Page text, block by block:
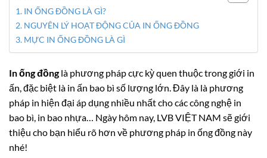
IN ỐNG ĐỒNG LÀ GÌ?
NGUYÊN LÝ HOẠT ĐỘNG CỦA IN ỐNG ĐỒNG
MỰC IN ỐNG ĐỒNG LÀ GÌ
In ống đồnglà phương pháp cực kỳ quen thuộc trong giới in
ấn, đặc biệt là in ấn bao bì số lượng lớn. Đây là là phương
pháp in hiện đại áp dụng nhiều nhất cho các công nghệ in
bao bì, in bao nhựa… Ngày hôm nay, LVB VIỆT NAM sẽ giới
thiệu cho bạn hiểu rõ hơn về phương pháp in ống đồng này
nhé!